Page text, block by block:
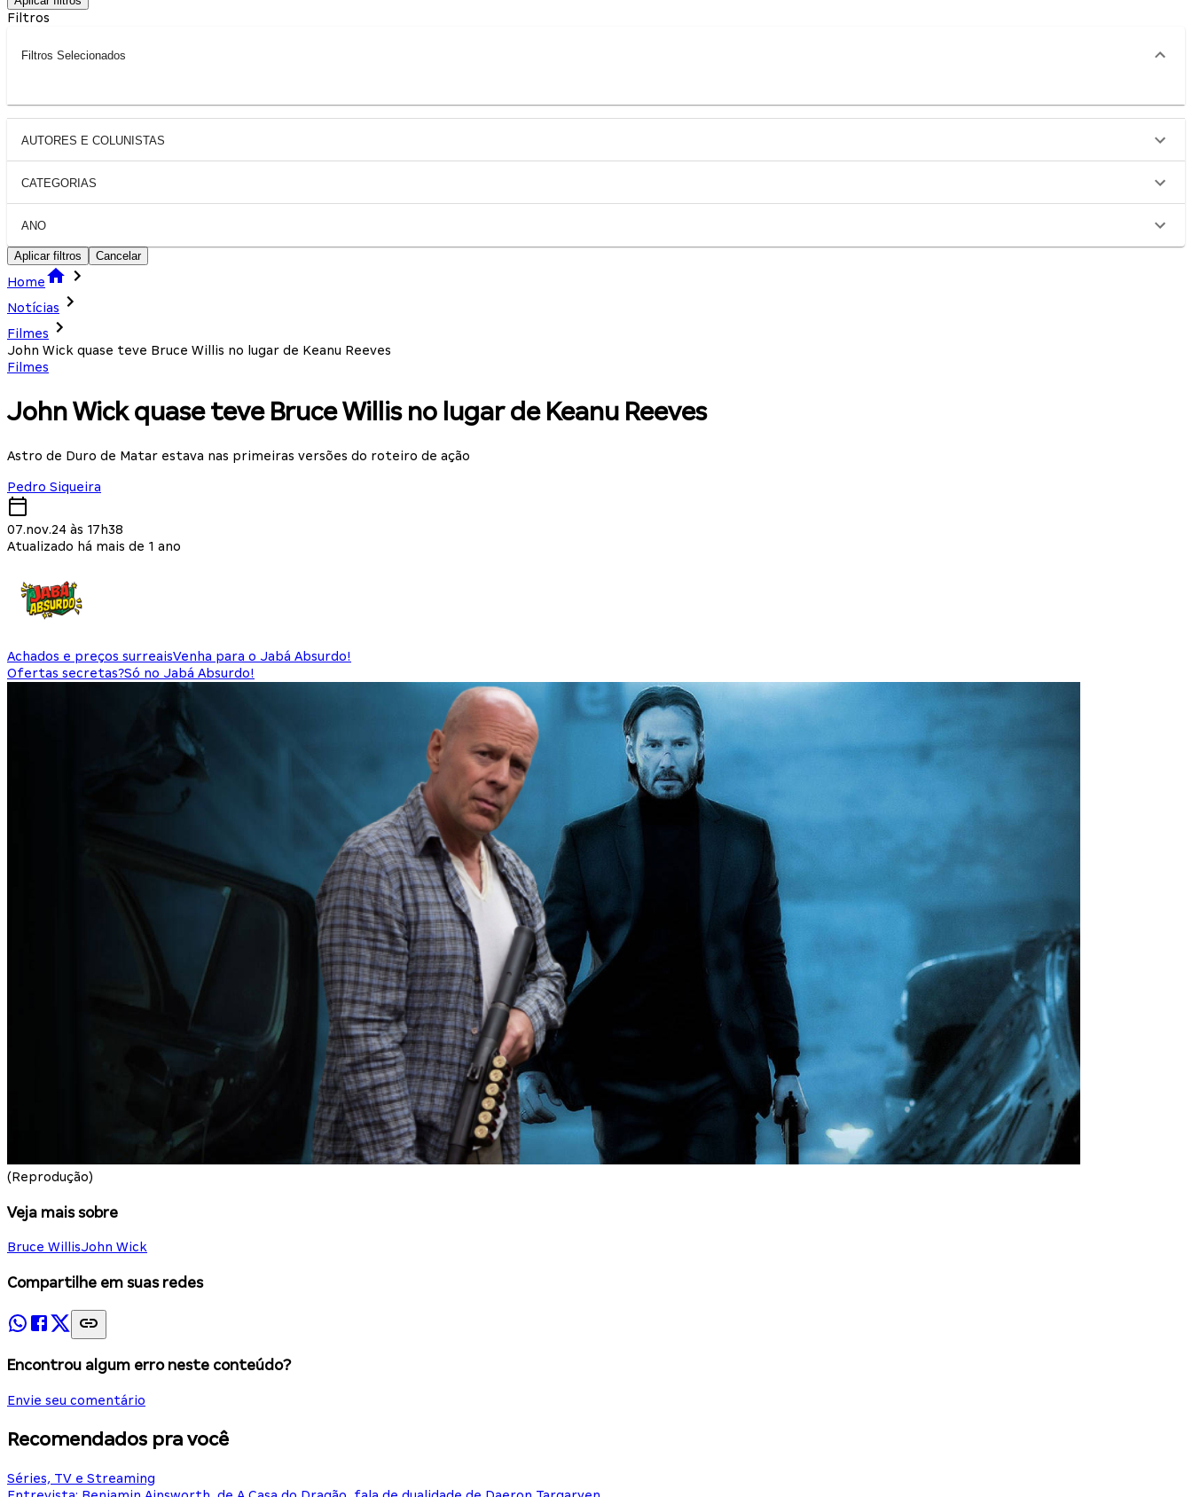
Filtros
Filtros Selecionados
AUTORES E COLUNISTAS
CATEGORIAS
ANO
Aplicar filtros Cancelar
Home
Notícias
Filmes
John Wick quase teve Bruce Willis no lugar de Keanu Reeves
Filmes
John Wick quase teve Bruce Willis no lugar de Keanu Reeves
Astro de Duro de Matar estava nas primeiras versões do roteiro de ação
Pedro Siqueira
07.nov.24 às 17h38
Atualizado há mais de 1 ano
Achados e preços surreaisVenha para o Jabá Absurdo!
Ofertas secretas?Só no Jabá Absurdo!
(Reprodução)
Veja mais sobre
Bruce WillisJohn Wick
Compartilhe em suas redes
Encontrou algum erro neste conteúdo?
Envie seu comentário
Recomendados pra você
Séries, TV e Streaming